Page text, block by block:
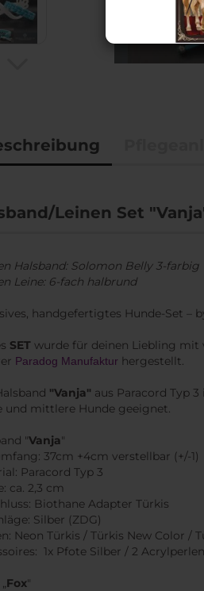
Leinen Set
Halsband: Solomon Belly 3-farbig
Leine: 6-fach halbrund
handgefertigtes Hunde-Set –
SET wurde für deinen Liebling mit
Paradog Manufaktur hergestellt.
"Vanja" aus Paracord Typ
und mittlere Hunde geeignet.
"Vanja"
37cm +4cm verstellbar (+/-1)
Paracord Typ 3
ca. 2,3 cm
Biothane Adapter Türkis
Silber (ZDG)
Neon Türkis / Türkis New Color /
1x Pfote Silber / 2
Fox"